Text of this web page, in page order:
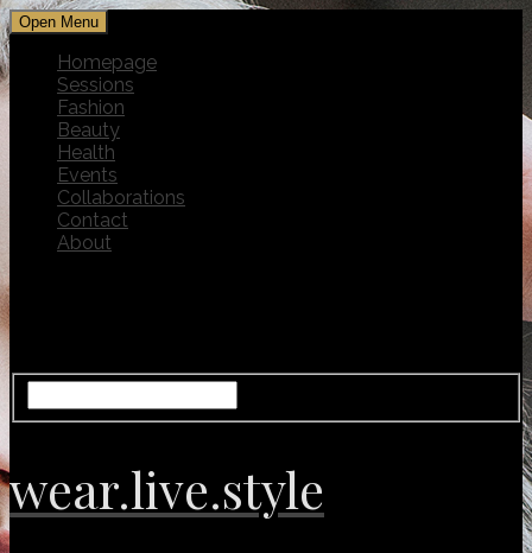
Open Menu
Homepage
Sessions
Fashion
Beauty
Health
Events
Collaborations
Contact
About
wear.live.style